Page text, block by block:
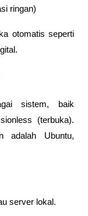
ringan)
otomatis seperti
sistem, baik
(terbuka).
adalah Ubuntu,
server lokal.